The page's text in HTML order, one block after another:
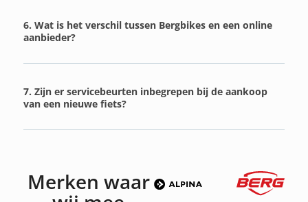
6. Wat is het verschil tussen Bergbikes en een online
aanbieder?
7. Zijn er servicebeurten inbegrepen bij de aankoop
van een nieuwe fiets?
Merken waar